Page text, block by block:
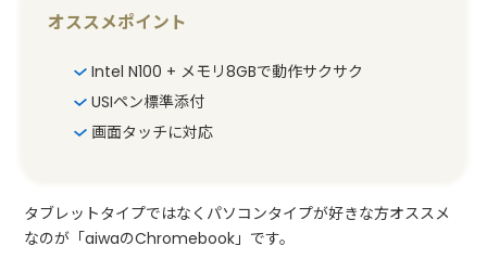
オススメポイント
Intel N100 + メモリ8GBで動作サクサク
USIペン標準添付
画面タッチに対応
タブレットタイプではなくパソコンタイプが好きな方オススメ
なのが「aiwaのChromebook」です。